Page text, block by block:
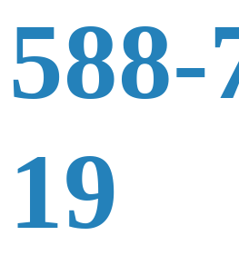
588-
19